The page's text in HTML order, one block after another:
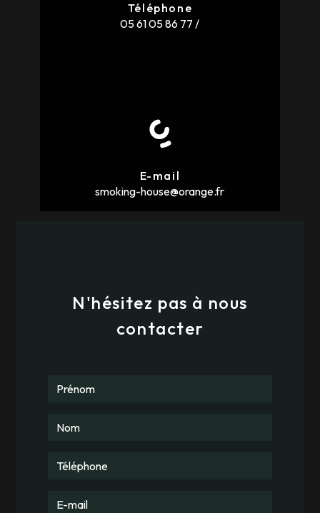
Téléphone
05 61 05 86 77 /
E-mail
smoking-house@orange.fr
N'hésitez pas à nous
contacter